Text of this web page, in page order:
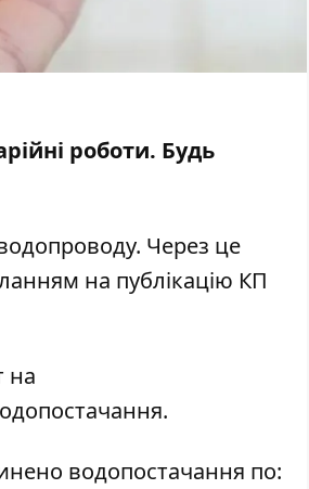
роботи. Будь
Через це
на публікацію КП
на
водопостачання по: